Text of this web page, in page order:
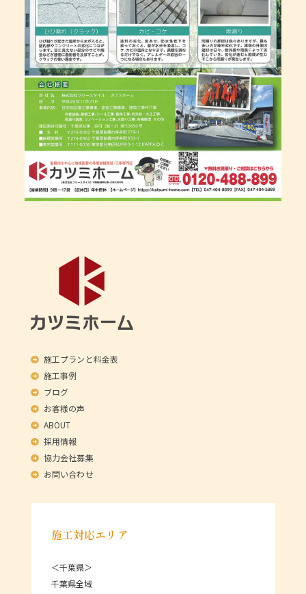
施工プランと料金表
施工事例
ブログ
お客様の声
ABOUT
採用情報
協力会社募集
お問い合わせ
施工対応エリア
＜千葉県＞
千葉県全域